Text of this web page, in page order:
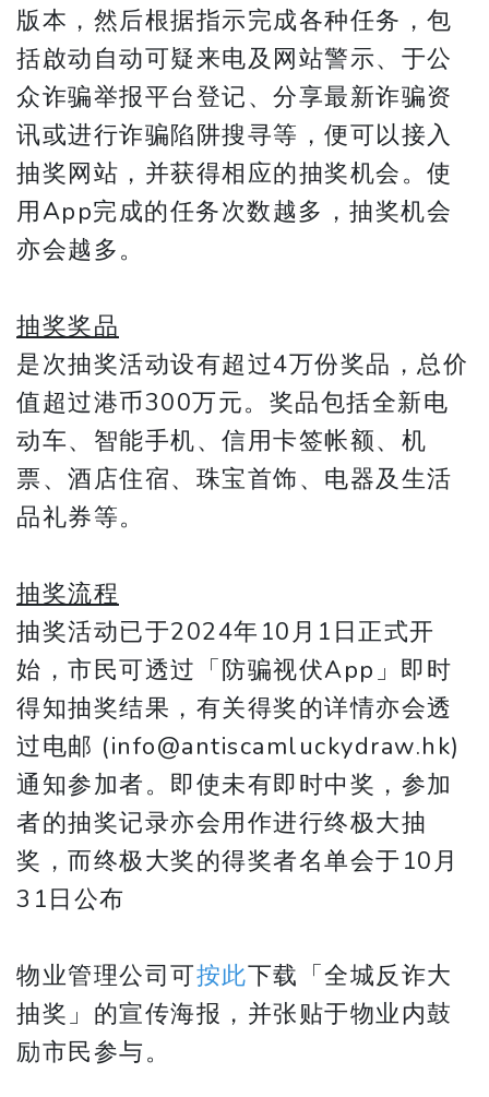
版本，然后根据指示完成各种任务，包
括啟动自动可疑来电及网站警示、于公
众诈骗举报平台登记、分享最新诈骗资
讯或进行诈骗陷阱搜寻等，便可以接入
抽奖网站，并获得相应的抽奖机会。使
用App完成的任务次数越多，抽奖机会
亦会越多。
抽奖奖品
是次抽奖活动设有超过4万份奖品，总价
值超过港币300万元。奖品包括全新电
动车、智能手机、信用卡签帐额、机
票、酒店住宿、珠宝首饰、电器及生活
品礼券等。
抽奖流程
抽奖活动已于2024年10月1日正式开
始，市民可透过「防骗视伏App」即时
得知抽奖结果，有关得奖的详情亦会透
过电邮 (info@antiscamluckydraw.hk)
通知参加者。即使未有即时中奖，参加
者的抽奖记录亦会用作进行终极大抽
奖，而终极大奖的得奖者名单会于10月
31日公布
物业管理公司可按此下载「全城反诈大
抽奖」的宣传海报，并张贴于物业内鼓
励市民参与。